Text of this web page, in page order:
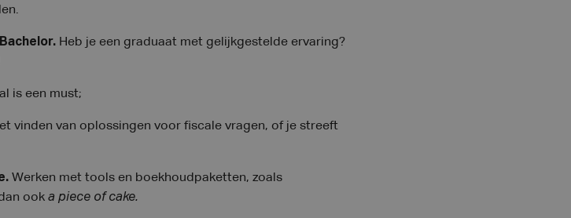
Heb je een graduaat met gelijkgestelde ervaring?
is een must;
vinden van oplossingen voor fiscale vragen, of je streeft
Werken met tools en boekhoudpaketten, zoals
ook a piece of cake.